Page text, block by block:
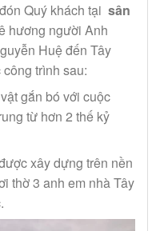
Quý khách tại sân
hương người Anh
Huệ đến Tây
trình sau:
gắn bó với cuộc
từ hơn 2 thế kỷ
xây dựng trên nền
thờ 3 anh em nhà Tây